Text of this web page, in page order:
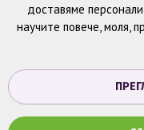
доставяме
научите повече, моля,